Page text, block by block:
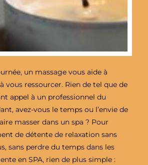
un massage vous aide à
vous ressourcer. Rien de tel que de
appel à un professionnel du
avez-vous le temps ou l’envie de
masser dans un spa ? Pour
de détente de relaxation sans
sans perdre du temps dans les
en SPA, rien de plus simple :